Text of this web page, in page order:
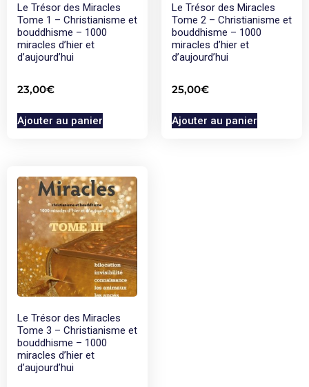
Le Trésor des Miracles
Tome 1 – Christianisme et
bouddhisme – 1000
miracles d’hier et
d’aujourd’hui
23,00€
Ajouter au panier
Le Trésor des Miracles
Tome 2 – Christianisme et
bouddhisme – 1000
miracles d’hier et
d’aujourd’hui
25,00€
Ajouter au panier
Le Trésor des Miracles
Tome 3 – Christianisme et
bouddhisme – 1000
miracles d’hier et
d’aujourd’hui